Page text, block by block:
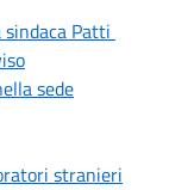
Patti
sede
stranieri